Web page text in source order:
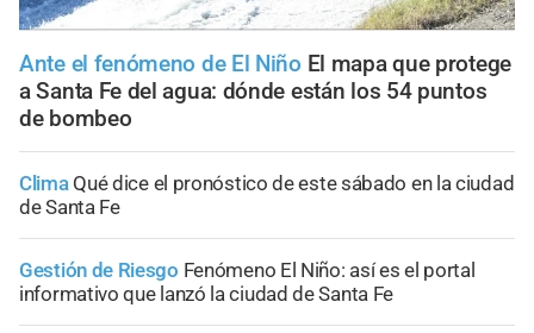
Ante el fenómeno de El Niño El mapa que protege
a Santa Fe del agua: dónde están los 54 puntos
de bombeo
Clima Qué dice el pronóstico de este sábado en la ciudad
de Santa Fe
Gestión de Riesgo Fenómeno El Niño: así es el portal
informativo que lanzó la ciudad de Santa Fe